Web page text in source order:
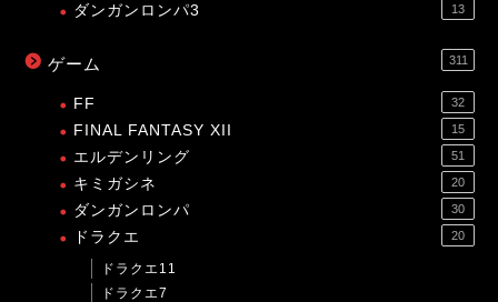
ダンガンロンパ3 13
ゲーム 311
FF 32
FINAL FANTASY XII 15
エルデンリング 51
キミガシネ 20
ダンガンロンパ 30
ドラクエ 20
ドラクエ11
ドラクエ7